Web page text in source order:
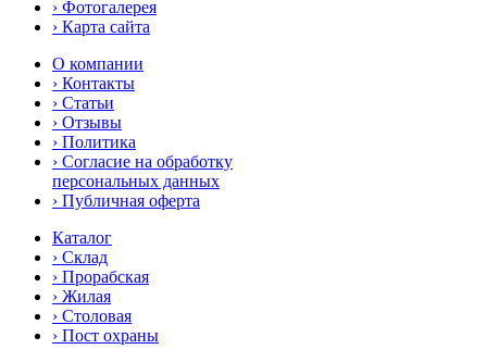
› Фотогалерея
› Карта сайта
О компании
› Контакты
› Статьи
› Отзывы
› Политика
› Согласие на обработку
персональных данных
› Публичная оферта
Каталог
› Склад
› Прорабская
› Жилая
› Столовая
› Пост охраны